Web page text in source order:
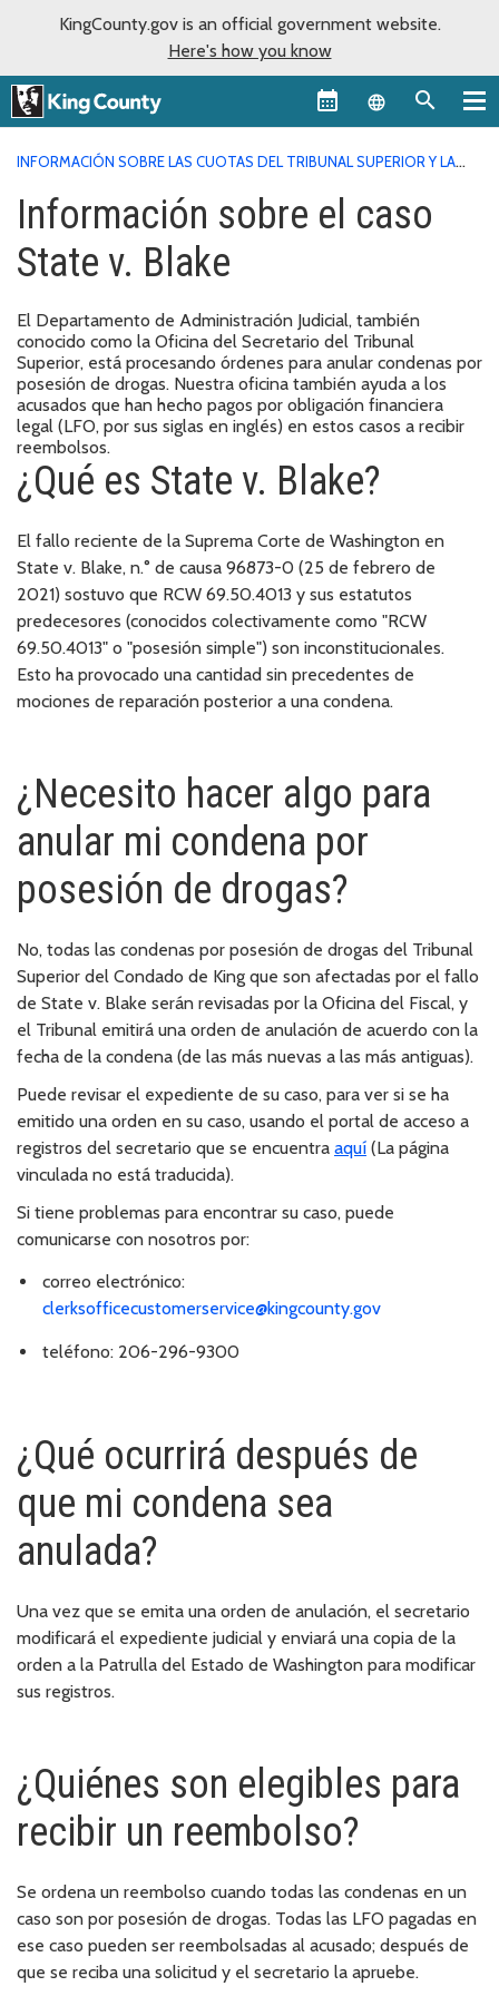
KingCounty.gov is an official government website.
Here's how you know
Language
INFORMACIÓN SOBRE LAS CUOTAS DEL TRIBUNAL SUPERIOR Y LA
V. BLAKE
Información sobre el caso
State v. Blake
El Departamento de Administración Judicial, también
conocido como la Oficina del Secretario del Tribunal
Superior, está procesando órdenes para anular condenas por
posesión de drogas. Nuestra oficina también ayuda a los
acusados que han hecho pagos por obligación financiera
legal (LFO, por sus siglas en inglés) en estos casos a recibir
reembolsos.
¿Qué es State v. Blake?
El fallo reciente de la Suprema Corte de Washington en
State v. Blake, n.° de causa 96873-0 (25 de febrero de
2021) sostuvo que RCW 69.50.4013 y sus estatutos
predecesores (conocidos colectivamente como "RCW
69.50.4013" o "posesión simple") son inconstitucionales.
Esto ha provocado una cantidad sin precedentes de
mociones de reparación posterior a una condena.
¿Necesito hacer algo para
anular mi condena por
posesión de drogas?
No, todas las condenas por posesión de drogas del Tribunal
Superior del Condado de King que son afectadas por el fallo
de State v. Blake serán revisadas por la Oficina del Fiscal, y
el Tribunal emitirá una orden de anulación de acuerdo con la
fecha de la condena (de las más nuevas a las más antiguas).
Puede revisar el expediente de su caso, para ver si se ha
emitido una orden en su caso, usando el portal de acceso a
registros del secretario que se encuentra aquí (La página
vinculada no está traducida).
Si tiene problemas para encontrar su caso, puede
comunicarse con nosotros por:
correo electrónico:
clerksofficecustomerservice@kingcounty.gov
teléfono: 206-296-9300
¿Qué ocurrirá después de
que mi condena sea
anulada?
Una vez que se emita una orden de anulación, el secretario
modificará el expediente judicial y enviará una copia de la
orden a la Patrulla del Estado de Washington para modificar
sus registros.
¿Quiénes son elegibles para
recibir un reembolso?
Se ordena un reembolso cuando todas las condenas en un
caso son por posesión de drogas. Todas las LFO pagadas en
ese caso pueden ser reembolsadas al acusado; después de
que se reciba una solicitud y el secretario la apruebe.